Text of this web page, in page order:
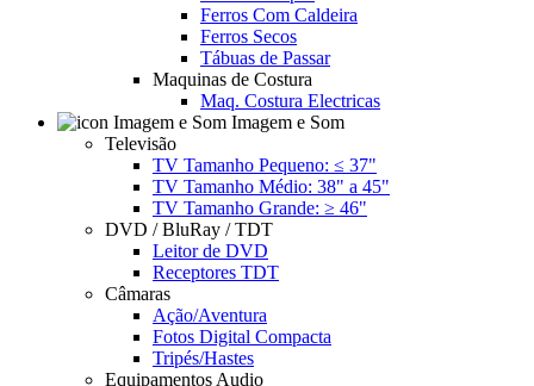
Ferros Com Caldeira
Ferros Secos
Tábuas de Passar
Maquinas de Costura
Maq. Costura Electricas
Imagem e Som
Televisão
TV Tamanho Pequeno: ≤ 37"
TV Tamanho Médio: 38" a 45"
TV Tamanho Grande: ≥ 46"
DVD / BluRay / TDT
Leitor de DVD
Receptores TDT
Câmaras
Ação/Aventura
Fotos Digital Compacta
Tripés/Hastes
Equipamentos Audio